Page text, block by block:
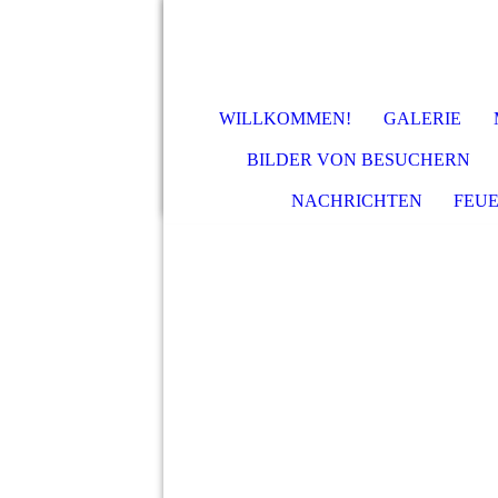
WILLKOMMEN! GALERIE
BILDER VON BESUCHERN
NACHRICHTEN